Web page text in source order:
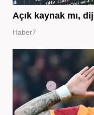
Açık kaynak mı,
Haber7